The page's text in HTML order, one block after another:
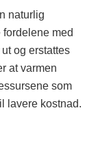
naturlig
med
og erstattes
at varmen
som
lavere kostnad.